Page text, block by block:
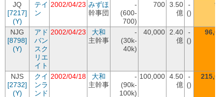
JQ
[7217]
(Y)
テイ
ン
2002/04/23 みずほ
幹事団
-
(600-
700)
700 3.50
億
-
()
NJG
[8798]
(Y)
アド
バン
スク
リエ
イト
2002/04/23
大和
主幹事
-
(30k-
40k)
40,000
2.40
億
-
()
NJS
[2732]
(Y)
クイ
ンラ
ンド
2002/04/18
大和
主幹事
-
(90k-
100k)
100,000 4.50
億
-
()